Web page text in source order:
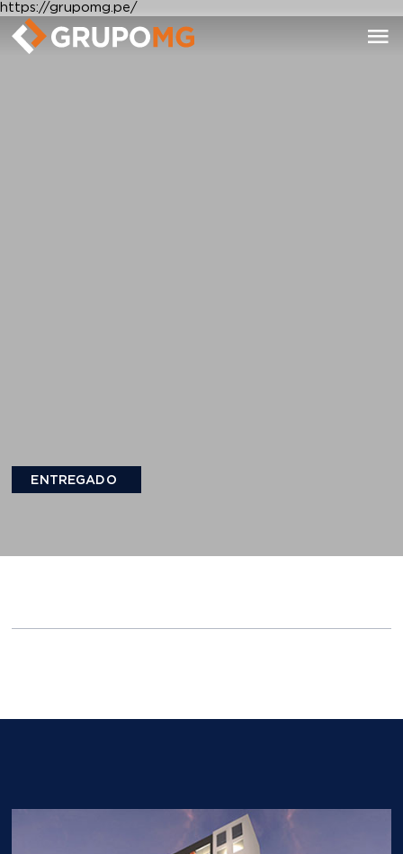
https://grupomg.pe/
ENTREGADO